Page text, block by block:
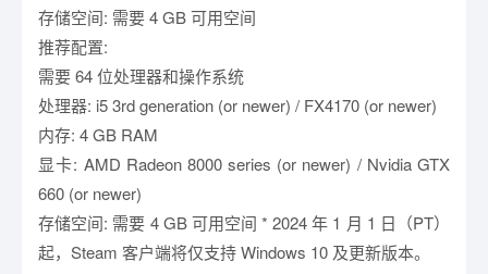
存储空间: 需要 4 GB 可用空间
推荐配置:
需要 64 位处理器和操作系统
处理器: i5 3rd generation (or newer) / FX4170 (or newer)
内存: 4 GB RAM
显卡: AMD Radeon 8000 series (or newer) / Nvidia GTX
660 (or newer)
存储空间: 需要 4 GB 可用空间 * 2024 年 1 月 1 日（PT）
起，Steam 客户端将仅支持 Windows 10 及更新版本。